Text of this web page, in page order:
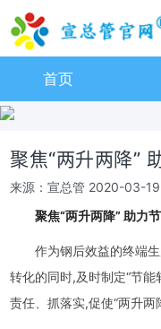
首页
聚焦“两升两降”
来源：宣总管 2020-03-
聚焦“两升两降” 助力
作为钢后效益的终端
转化的同时,及时制定“节
责任、抓落实,促使“两升两